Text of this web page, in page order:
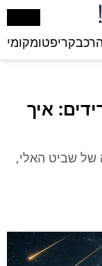
רכבקריפטומקומי
איך
של שביט האלי,